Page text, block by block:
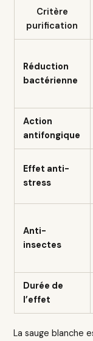
Critère
purification
Réduction
bactérienne
Action
antifongique
Effet anti-
stress
Anti-
insectes
Durée de
l’effet
La sauge blanche